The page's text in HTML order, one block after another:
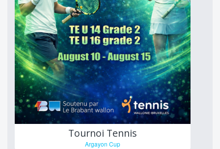
Tournoi Tennis
Argayon Cup